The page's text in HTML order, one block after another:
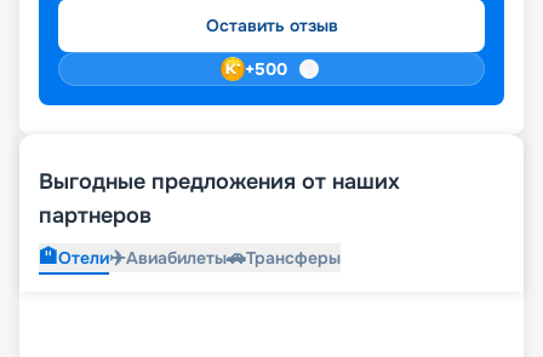
Оставить отзыв
+500
Выгодные предложения от наших
партнеров
🏨Отели✈️Авиабилеты🚗Трансферы